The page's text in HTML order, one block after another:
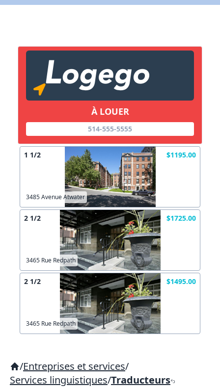
À LOUER
514-555-5555
1 1/2 $1195.00
3485 Avenue Atwater
2 1/2 $1725.00
3465 Rue Redpath
2 1/2 $1495.00
3465 Rue Redpath
/Entreprises et services/
Services linguistiques/Traducteurs
Lien vers inscription (sera inclus dans courriel)
Copier lien
X Fermer
X Fermer